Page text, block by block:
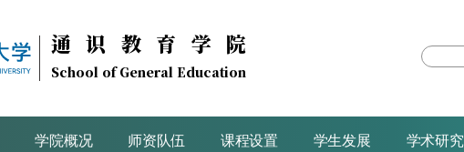
通识教育学院
School of General Education
学院概况 师资队伍 课程设置 学生发展 学术研究